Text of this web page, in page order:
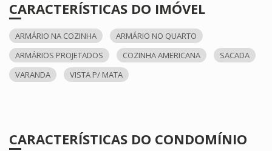
CARACTERÍSTICAS DO IMÓVEL
ARMÁRIO NA COZINHA
ARMÁRIO NO QUARTO
ARMÁRIOS PROJETADOS
COZINHA AMERICANA
SACADA
VARANDA
VISTA P/ MATA
CARACTERÍSTICAS DO CONDOMÍNIO